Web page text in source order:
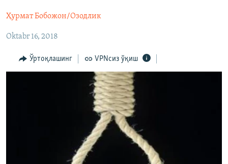
На русском
ИЖТИМОИЙ ТАРМОҚЛАР
Озодлик бошқа тилларда
Ҳурмат Бобожон/Озодлик
Oktabr 16, 2018
Ўртоқлашинг VPNсиз ўқиш